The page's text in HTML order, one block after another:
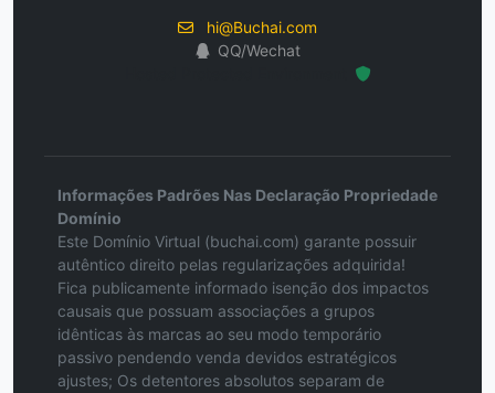
hi@Buchai.com
QQ/Wechat
Informações Padrões Nas Declaração Propriedade
Domínio
Este Domínio Virtual (buchai.com) garante possuir
autêntico direito pelas regularizações adquirida!
Fica publicamente informado isenção dos impactos
causais que possuam associações a grupos
idênticas às marcas ao seu modo temporário
passivo pendendo venda devidos estratégicos
ajustes; Os detentores absolutos separam de